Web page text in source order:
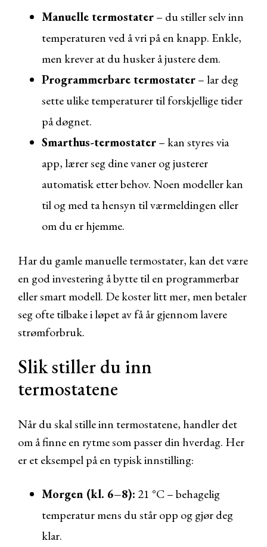
Manuelle termostater– du stiller selv inn
temperaturen ved å vri på en knapp. Enkle,
men krever at du husker å justere dem.
Programmerbare termostater– lar deg
sette ulike temperaturer til forskjellige tider
på døgnet.
Smarthus-termostater– kan styres via
app, lærer seg dine vaner og justerer
automatisk etter behov. Noen modeller kan
til og med ta hensyn til værmeldingen eller
om du er hjemme.
Har du gamle manuelle termostater, kan det være
en god investering å bytte til en programmerbar
eller smart modell. De koster litt mer, men betaler
seg ofte tilbake i løpet av få år gjennom lavere
strømforbruk.
Slik stiller du inn
termostatene
Når du skal stille inn termostatene, handler det
om å finne en rytme som passer din hverdag. Her
er et eksempel på en typisk innstilling:
Morgen (kl. 6–8): 21 °C – behagelig
temperatur mens du står opp og gjør deg
klar.